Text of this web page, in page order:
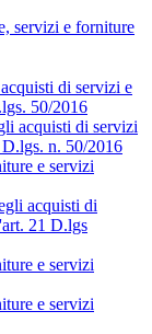
servizi e forniture
di servizi e
50/2016
acquisti di servizi
n. 50/2016
e servizi
acquisti di
21 D.lgs
e servizi
e servizi